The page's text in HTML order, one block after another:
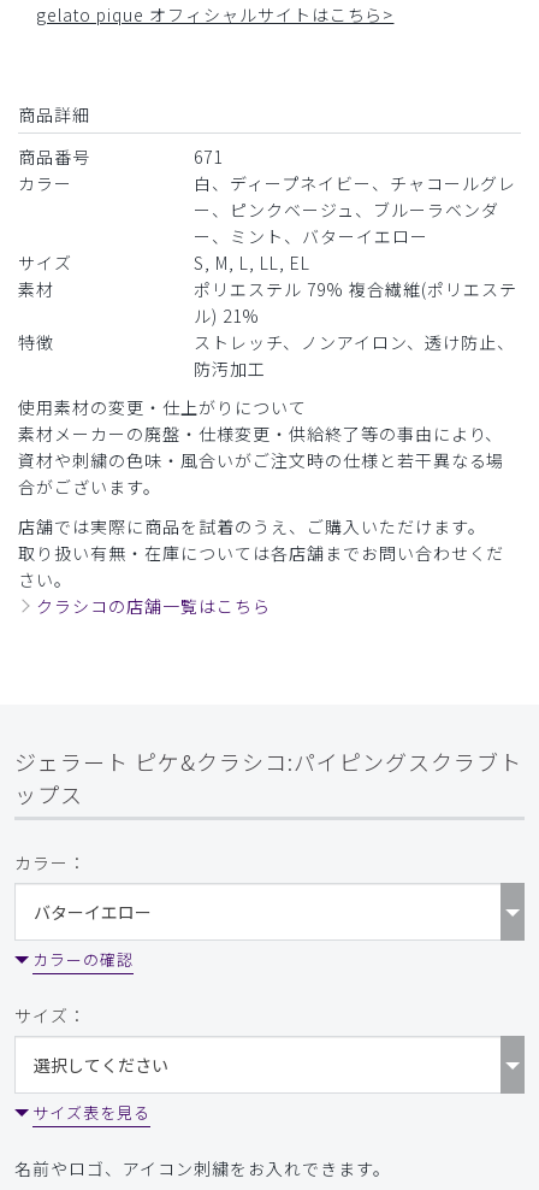
gelato pique オフィシャルサイトはこちら>
商品詳細
商品番号
671
カラー
白、ディープネイビー、チャコールグレ
ー、ピンクベージュ、ブルーラベンダ
ー、ミント、バターイエロー
サイズ
S, M, L, LL, EL
素材
ポリエステル 79% 複合繊維(ポリエステ
ル) 21%
特徴
ストレッチ、ノンアイロン、透け防止、
防汚加工
使用素材の変更・仕上がりについて
素材メーカーの廃盤・仕様変更・供給終了等の事由により、
資材や刺繍の色味・風合いがご注文時の仕様と若干異なる場
合がございます。
店舗では実際に商品を試着のうえ、ご購入いただけます。
取り扱い有無・在庫については各店舗までお問い合わせくだ
さい。
クラシコの店舗一覧はこちら
ジェラート ピケ&クラシコ:パイピングスクラブト
ップス
カラー：
カラーの確認
サイズ：
サイズ表を見る
名前やロゴ、アイコン刺繍をお入れできます。